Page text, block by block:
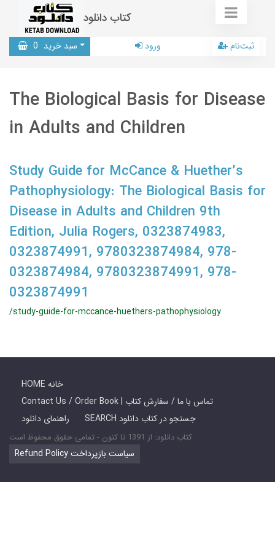
کتاب دانلود
سبد خرید 0 ورود ثبت‌نام
The Biological Basis for Disease
in Adults and Children
Study Guide for McCance & Huether’s
Pathophysiology: The Biological Basis for
Disease in Adults and Children 9th
Edition, Julia Rogers, 0323874983,
0323874991, 9780323874984, 978-
0323874984, 9780323874991, 978-
0323874991
/study-guide-for-mccance-huethers-pathophysiology
HOME خانه
Contact Us / Order Book | تماس با ما / سفارش کتاب
راهنمای دانلود
SEARCH جستجو در کتاب دانلود
کتاب دانلود: از 1391 تا کنون - تمامی حقوق محفوظ است
Refund Policy سیاست بازپرداخت